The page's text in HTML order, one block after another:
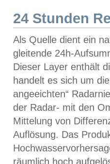
24 Stunden
Als Quelle dient ein
gleitende 24h-
Dieser Layer enthält
handelt es sich um
angeeichten“
der Radar- mit den
Mittelung von
Auflösung. Das
räumlich hoch